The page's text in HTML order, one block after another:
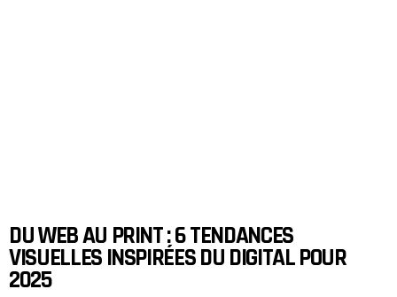
DU WEB AU PRINT : 6 TENDANCES
VISUELLES INSPIRÉES DU DIGITAL POUR
2025